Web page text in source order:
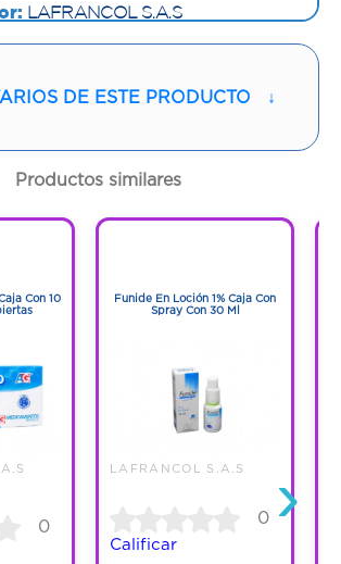
LAFRANCOL S.A.S
1 Frasco
DE ESTE PRODUCTO ↓
Productos similares
Con 10
0
Funide En Loción 1% Caja Con
Spray Con 30 Ml
LAFRANCOL S.A.S
0
Calificar
›